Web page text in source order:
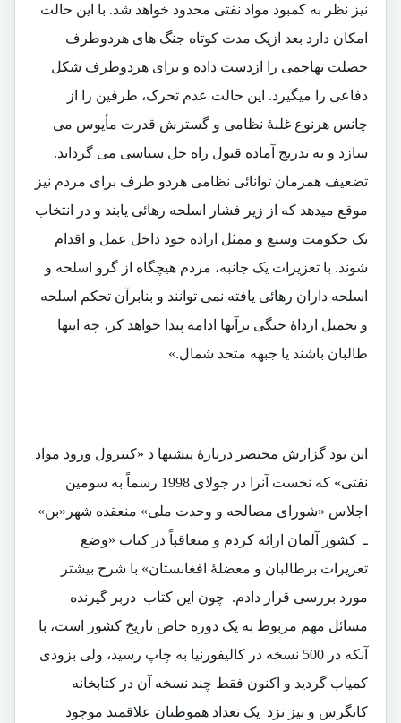
نیز نظر به کمبود مواد نفتی محدود خواهد شد. با این حالت
امکان دارد بعد ازیک مدت کوتاه جنگ های هردوطرف
خصلت تهاجمی را ازدست داده و برای هردوطرف شکل
دفاعی را میگیرد. این حالت عدم تحرک، طرفین را از
چانس هرنوع غلبۀ نظامی و گسترش قدرت مأیوس می
سازد و به تدریج آماده قبول راه حل سیاسی می گرداند.
تضعیف همزمان توانائی نظامی هردو طرف برای مردم نیز
موقع میدهد که از زیر فشار اسلحه رهائی یابند و در انتخاب
یک حکومت وسیع و ممثل اراده خود داخل عمل و اقدام
شوند. با تعزیرات یک جانبه، مردم هیچگاه از گرو اسلحه و
اسلحه داران رهائی یافته نمی توانند و بنابرآن تحکم اسلحه
و تحمیل ارداۀ جنگی برآنها ادامه پیدا خواهد کر، چه اینها
طالبان باشند یا جبهه متحد شمال.»
این بود گزارش مختصر دربارۀ پیشنها د «کنترول ورود مواد
نفتی» که نخست آنرا در جولای 1998 رسماً به سومین
اجلاس «شورای مصالحه و وحدت ملی» منعقده شهر«بن»
ـ کشور آلمان ارائه کردم و متعاقباً در کتاب «وضع
تعزیرات برطالبان و معضلۀ افغانستان» با شرح بیشتر
مورد بررسی قرار دادم. چون این کتاب دربر گیرنده
مسائل مهم مربوط به یک دوره خاص تاریخ کشور است، با
آنکه در 500 نسخه در کالیفورنیا به چاپ رسید، ولی بزودی
کمیاب گردید و اکنون فقط چند نسخه آن در کتابخانه
کانگرس و نیز نزد یک تعداد هموطنان علاقمند موجود